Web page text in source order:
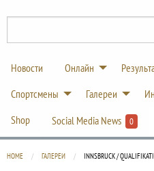
Новости Онлайн
Спортсмены
Галереи
Shop
Social Media News 0
HOME ГАЛЕРЕИ CURRENT:
INNSBRUCK /